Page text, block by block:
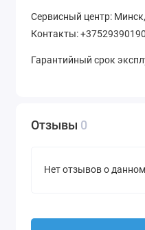
Сервисный центр:
Контакты:
Гарантийный срок
Отзывы 0
Нет отзывов о